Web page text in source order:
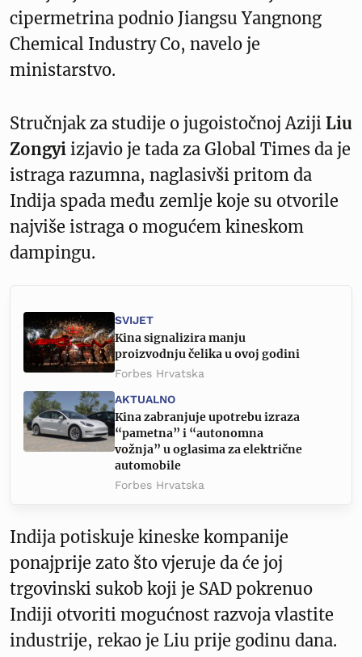
cipermetrina podnio Jiangsu Yangnong
Chemical Industry Co, navelo je
ministarstvo.
Stručnjak za studije o jugoistočnoj Aziji Liu
Zongyi izjavio je tada za Global Times da je
istraga razumna, naglasivši pritom da
Indija spada među zemlje koje su otvorile
najviše istraga o mogućem kineskom
dampingu.
SVIJET
Kina signalizira manju
proizvodnju čelika u ovoj godini
Forbes Hrvatska
AKTUALNO
Kina zabranjuje upotrebu izraza
“pametna” i “autonomna
vožnja” u oglasima za električne
automobile
Forbes Hrvatska
Indija potiskuje kineske kompanije
ponajprije zato što vjeruje da će joj
trgovinski sukob koji je SAD pokrenuo
Indiji otvoriti mogućnost razvoja vlastite
industrije, rekao je Liu prije godinu dana.